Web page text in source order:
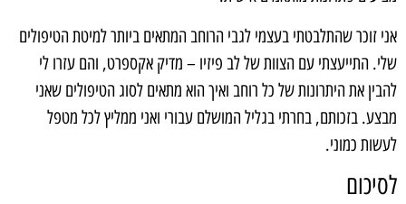
אני זוכר שהתלבטתי בעצמי לגבי הרוחב המתאים ביותר למיטת הטיפולים
שלי. התייעצתי עם הצוות של לב פיזיו – מדיק אקספרט, והם עזרו לי
להבין את היתרונות של כל רוחב ואיך הוא מתאים לסוג הטיפולים שאני
מבצע. בזכותם, בחרתי בגליל המושלם עבורי ואני ממליץ לכל מטפל
לעשות כמוני.
לסיכום